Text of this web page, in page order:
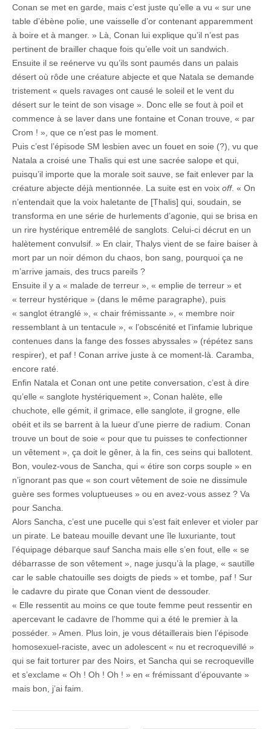
Conan se met en garde, mais c’est juste qu’elle a vu « sur une
table d’ébène polie, une vaisselle d’or contenant apparemment
à boire et à manger. » Là, Conan lui explique qu’il n’est pas
pertinent de brailler chaque fois qu’elle voit un sandwich.
Ensuite il se reénerve vu qu’ils sont paumés dans un palais
désert où rôde une créature abjecte et que Natala se demande
tristement « quels ravages ont causé le soleil et le vent du
désert sur le teint de son visage ». Donc elle se fout à poil et
commence à se laver dans une fontaine et Conan trouve, « par
Crom ! », que ce n’est pas le moment.
Puis c’est l’épisode SM lesbien avec un fouet en soie (?), vu que
Natala a croisé une Thalis qui est une sacrée salope et qui,
puisqu’il importe que la morale soit sauve, se fait enlever par la
créature abjecte déjà mentionnée. La suite est en voix off. « On
n’entendait que la voix haletante de [Thalis] qui, soudain, se
transforma en une série de hurlements d’agonie, qui se brisa en
un rire hystérique entremêlé de sanglots. Celui-ci décrut en un
halètement convulsif. » En clair, Thalys vient de se faire baiser à
mort par un noir démon du chaos, bon sang, pourquoi ça ne
m’arrive jamais, des trucs pareils ?
Ensuite il y a « malade de terreur », « emplie de terreur » et
« terreur hystérique » (dans le même paragraphe), puis
« sanglot étranglé », « chair frémissante », « membre noir
ressemblant à un tentacule », « l’obscénité et l’infamie lubrique
contenues dans la fange des fosses abyssales » (répétez sans
respirer), et paf ! Conan arrive juste à ce moment-là. Caramba,
encore raté.
Enfin Natala et Conan ont une petite conversation, c’est à dire
qu’elle « sanglote hystériquement », Conan halète, elle
chuchote, elle gémit, il grimace, elle sanglote, il grogne, elle
obéit et ils se barrent à la lueur d’une pierre de radium. Conan
trouve un bout de soie « pour que tu puisses te confectionner
un vêtement », ça doit le gêner, à la fin, ces seins qui ballotent.
Bon, voulez-vous de Sancha, qui « étire son corps souple » en
n’ignorant pas que « son court vêtement de soie ne dissimule
guère ses formes voluptueuses » ou en avez-vous assez ? Va
pour Sancha.
Alors Sancha, c’est une pucelle qui s’est fait enlever et violer par
un pirate. Le bateau mouille devant une île luxuriante, tout
l’équipage débarque sauf Sancha mais elle s’en fout, elle « se
débarrasse de son vêtement », nage jusqu’à la plage, « sautille
car le sable chatouille ses doigts de pieds » et tombe, paf ! Sur
le cadavre du pirate que Conan vient de dessouder.
« Elle ressentit au moins ce que toute femme peut ressentir en
apercevant le cadavre de l’homme qui a été le premier à la
posséder. » Amen. Plus loin, je vous détaillerais bien l’épisode
homosexuel-raciste, avec un adolescent « nu et recroquevillé »
qui se fait torturer par des Noirs, et Sancha qui se recroqueville
et s’exclame « Oh ! Oh ! Oh ! » en « frémissant d’épouvante »
mais bon, j’ai faim.